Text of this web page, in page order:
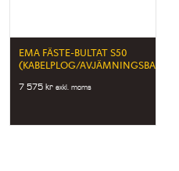
EMA FÄSTE-BULTAT S50
(KABELPLOG/AVJÄMNINGSBALK)
7 575 kr exkl. moms